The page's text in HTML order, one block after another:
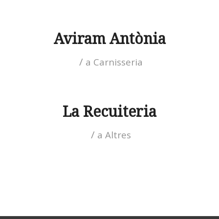
Aviram Antònia
/ a Carnisseria
La Recuiteria
/ a Altres